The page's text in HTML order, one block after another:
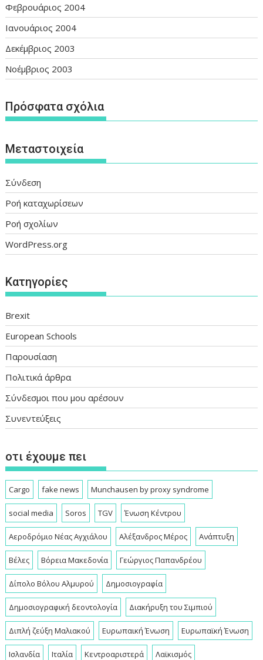
Φεβρουάριος 2004
Ιανουάριος 2004
Δεκέμβριος 2003
Νοέμβριος 2003
Πρόσφατα σχόλια
Μεταστοιχεία
Σύνδεση
Ροή καταχωρίσεων
Ροή σχολίων
WordPress.org
Kατηγορίες
Brexit
European Schools
Παρουσίαση
Πολιτικά άρθρα
Σύνδεσμοι που μου αρέσουν
Συνεντεύξεις
οτι έχουμε πει
Cargo fake news Munchausen by proxy syndrome
social media Soros TGV Ένωση Κέντρου
Αεροδρόμιο Νέας Αγχιάλου Αλέξανδρος Μέρος Ανάπτυξη
Βέλες Βόρεια Μακεδονία Γεώργιος Παπανδρέου
Δίπολο Βόλου Αλμυρού Δημοσιογραφία
Δημοσιογραφική δεοντολογία Διακήρυξη του Σιμπιού
Διπλή ζεύξη Μαλιακού Ευρωπαική Ένωση Ευρωπαϊκή Ένωση
Ισλανδία Ιταλία Κεντροαριστερά Λαϊκισμός